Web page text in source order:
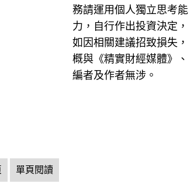
務請運用個人獨立思考能
力，自行作出投資決定，
如因相關建議招致損失，
概與《精實財經媒體》、
編者及作者無涉。
單頁閱讀